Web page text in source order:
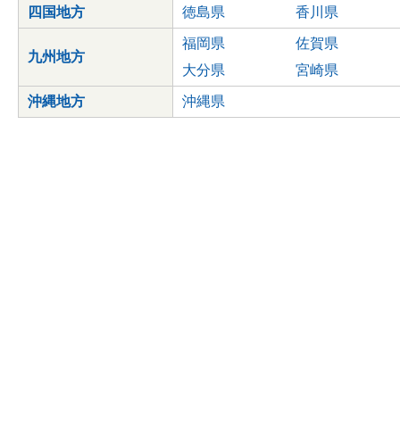
四国地方 徳島県 香川県
九州地方
福岡県
佐賀県
大分県
宮崎県
沖縄地方 沖縄県